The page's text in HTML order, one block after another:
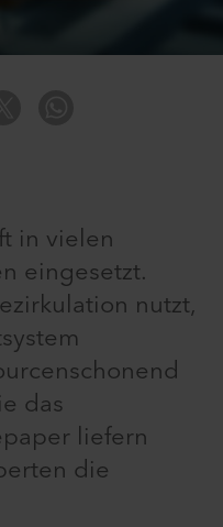
in vielen
eingesetzt.
nutzt,
das
liefern
die